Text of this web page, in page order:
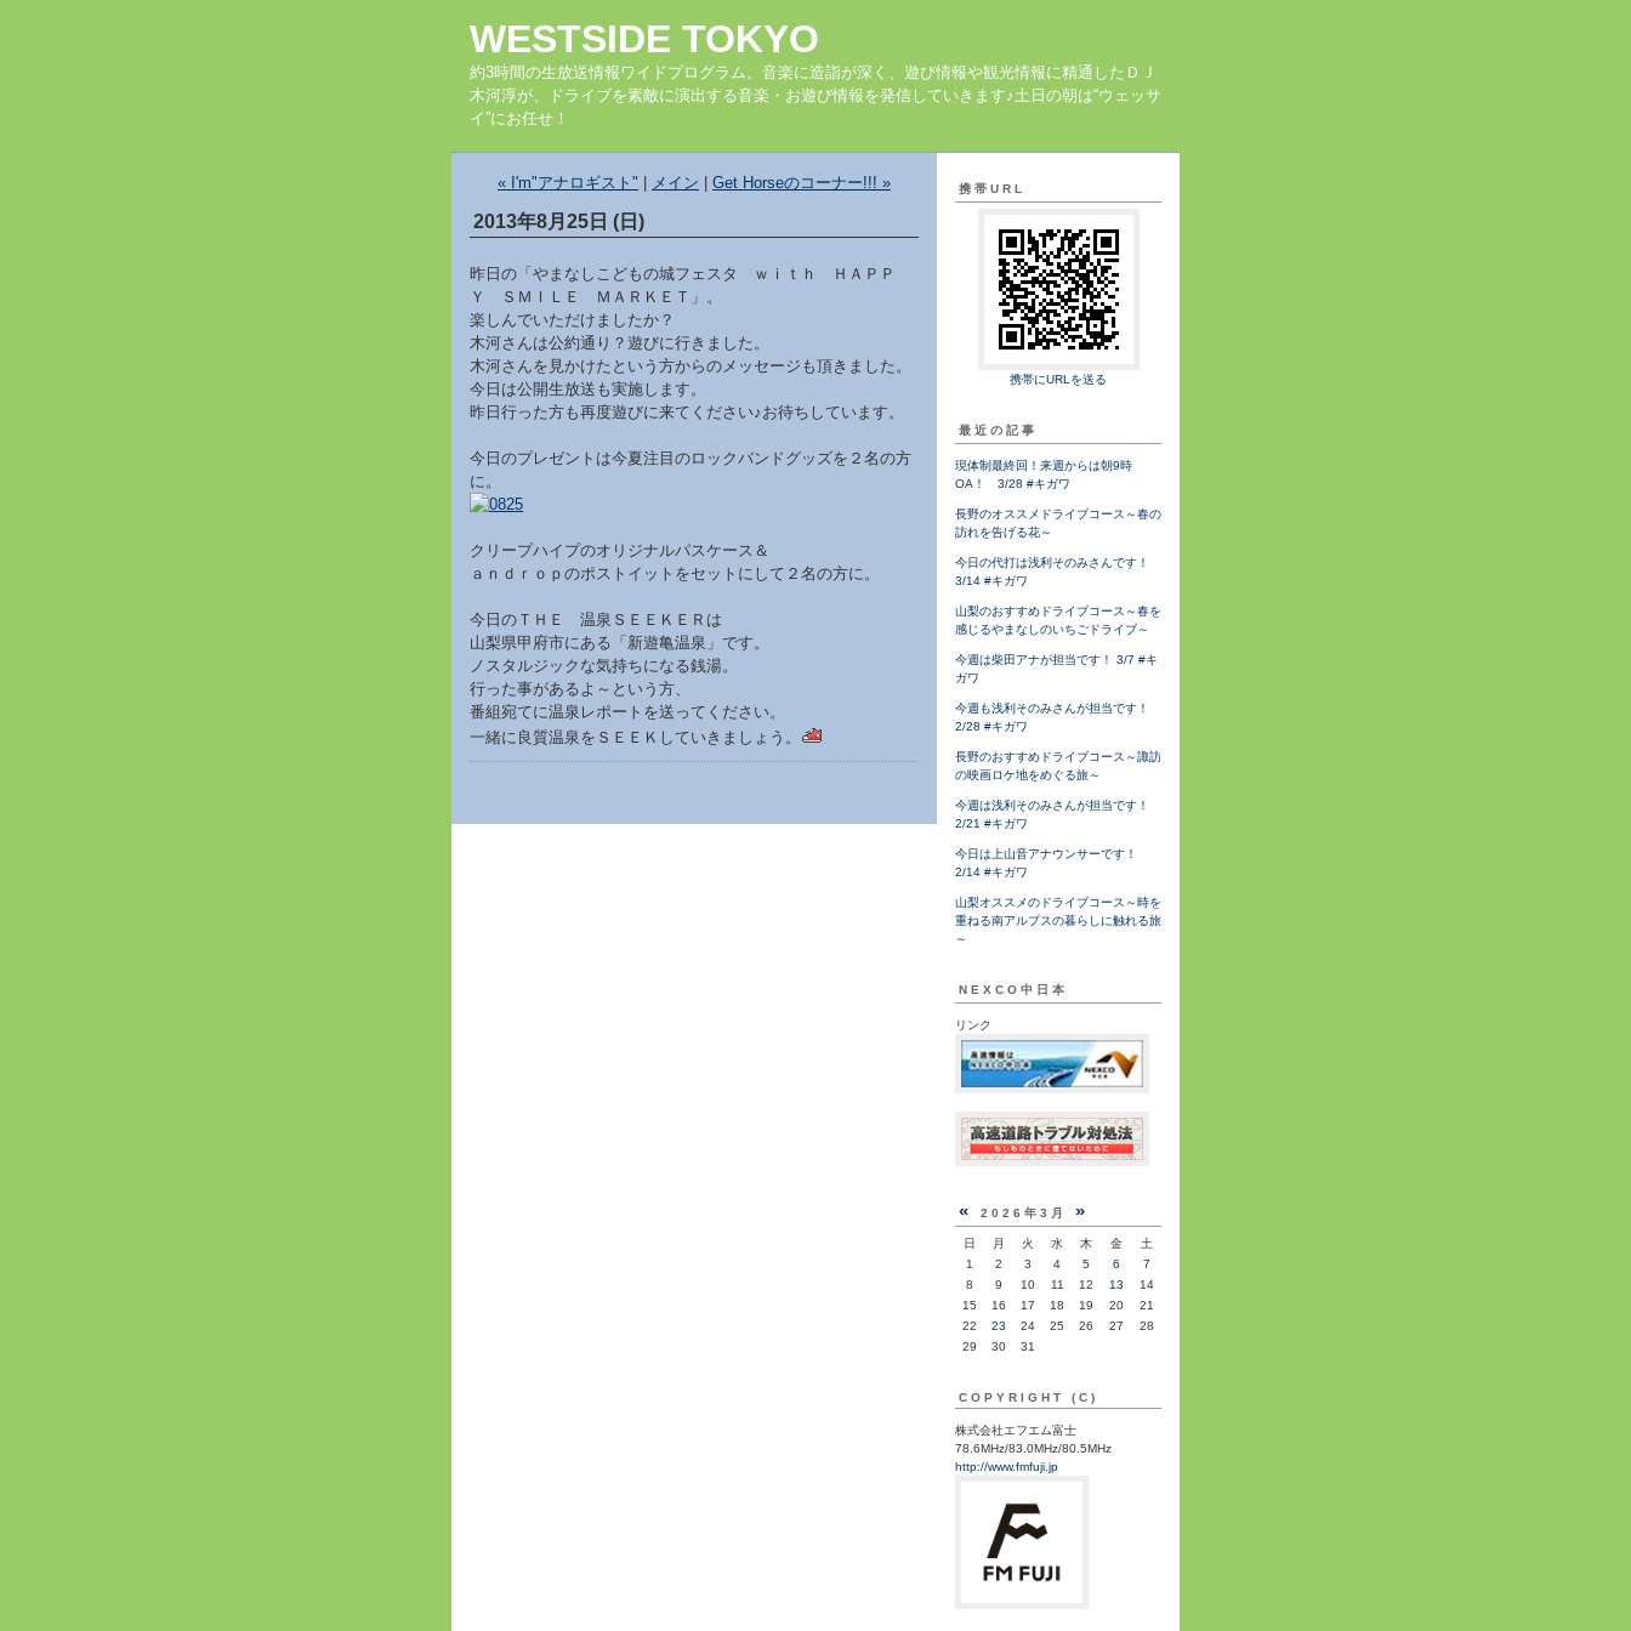
WESTSIDE TOKYO
約3時間の生放送情報ワイドプログラム。音楽に造詣が深く、遊び情報や観光情報に精通したＤＪ
木河淳が、ドライブを素敵に演出する音楽・お遊び情報を発信していきます♪土日の朝は“ウェッサ
イ”にお任せ！
« I'm"アナロギスト" メイン Get Horseのコーナー!!! »
2013年8月25日 (日)
昨日の「やまなしこどもの城フェスタ ｗｉｔｈ ＨＡＰＰ
Ｙ ＳＭＩＬＥ ＭＡＲＫＥＴ」。
楽しんでいただけましたか？
木河さんは公約通り？遊びに行きました。
木河さんを見かけたという方からのメッセージも頂きました。
今日は公開生放送も実施します。
昨日行った方も再度遊びに来てください♪お待ちしています。
今日のプレゼントは今夏注目のロックバンドグッズを２名の方
に。
クリープハイプのオリジナルパスケース＆
ａｎｄｒｏｐのポストイットをセットにして２名の方に。
今日のＴＨＥ 温泉ＳＥＥＫＥＲは
山梨県甲府市にある「新遊亀温泉」です。
ノスタルジックな気持ちになる銭湯。
行った事があるよ～という方、
番組宛てに温泉レポートを送ってください。
一緒に良質温泉をＳＥＥＫしていきましょう。
携帯URL
携帯にURLを送る
最近の記事
現体制最終回！来週からは朝9時
OA！ 3/28 #キガワ
長野のオススメドライブコース～春の
訪れを告げる花～
今日の代打は浅利そのみさんです！
3/14 #キガワ
山梨のおすすめドライブコース～春を
感じるやまなしのいちごドライブ～
今週は柴田アナが担当です！ 3/7 #キ
ガワ
今週も浅利そのみさんが担当です！
2/28 #キガワ
長野のおすすめドライブコース～諏訪
の映画ロケ地をめぐる旅～
今週は浅利そのみさんが担当です！
2/21 #キガワ
今日は上山音アナウンサーです！
2/14 #キガワ
山梨オススメのドライブコース～時を
重ねる南アルプスの暮らしに触れる旅
～
NEXCO中日本
リンク
« 2026年3月 »
日 月 火 水 木 金
土
1
2 3 4 5 6
7
8
9 10 11 12 13
14
15
16 17 18 19 20
21
22
23 24 25 26 27
28
29
30 31
COPYRIGHT (C)
株式会社エフエム富士
78.6MHz/83.0MHz/80.5MHz
http://www.fmfuji.jp